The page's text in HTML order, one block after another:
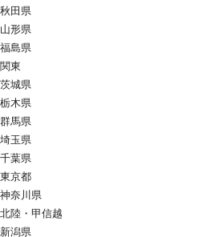
秋田県
山形県
福島県
関東
茨城県
栃木県
群馬県
埼玉県
千葉県
東京都
神奈川県
北陸・甲信越
新潟県